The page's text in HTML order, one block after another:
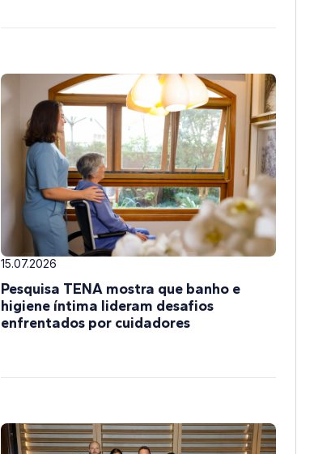
15.07.2026
Pesquisa TENA mostra que banho e
higiene íntima lideram desafios
enfrentados por cuidadores